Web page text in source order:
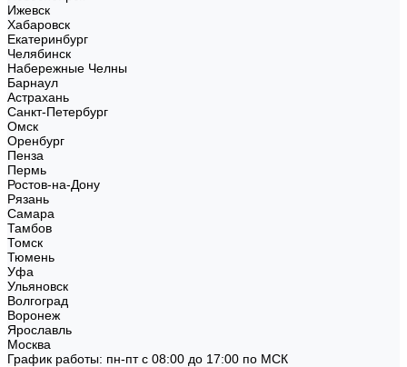
Ижевск
Хабаровск
Екатеринбург
Челябинск
Набережные Челны
Барнаул
Астрахань
Санкт-Петербург
Омск
Оренбург
Пенза
Пермь
Ростов-на-Дону
Рязань
Самара
Тамбов
Томск
Тюмень
Уфа
Ульяновск
Волгоград
Воронеж
Ярославль
Москва
График работы: пн-пт с 08:00 до 17:00 по МСК